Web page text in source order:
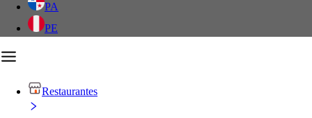
PA
PE
Restaurantes